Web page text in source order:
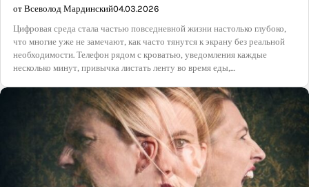
от Всеволод Мардинский04.03.2026
Цифровая среда стала частью повседневной жизни настолько глубоко,
что многие уже не замечают, как часто тянутся к экрану без реальной
необходимости. Телефон рядом с кроватью, уведомления каждые
несколько минут, привычка листать ленту во время еды,…